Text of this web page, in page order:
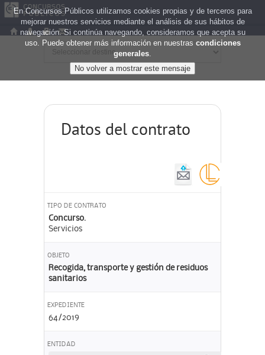
Datos del contrato
TIPO DE CONTRATO
Concurso.
Servicios
OBJETO
Recogida, transporte y gestión de residuos
sanitarios
EXPEDIENTE
64/2019
ENTIDAD
En Concursos Públicos utilizamos cookies propias y de terceros para
mejorar nuestros servicios mediante el análisis de sus hábitos de
navegación. Si continúa navegando, consideramos que acepta su
uso. Puede obtener más información en nuestras condiciones
generales.